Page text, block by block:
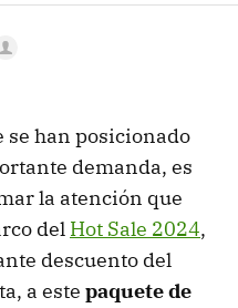
se han posicionado
demanda, es
la atención que
del Hot Sale 2024,
descuento del
a este paquete de